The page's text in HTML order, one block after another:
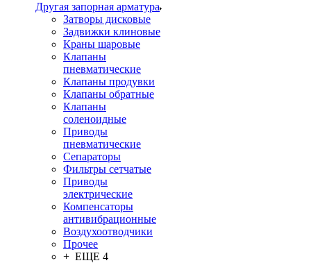
Другая запорная арматура
Затворы дисковые
Задвижки клиновые
Краны шаровые
Клапаны
пневматические
Клапаны продувки
Клапаны обратные
Клапаны
соленоидные
Приводы
пневматические
Сепараторы
Фильтры сетчатые
Приводы
электрические
Компенсаторы
антивибрационные
Воздухоотводчики
Прочее
+ ЕЩЕ 4